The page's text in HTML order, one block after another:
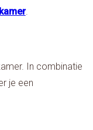
.
In combinatie
je een